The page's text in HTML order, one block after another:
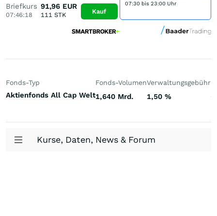
Briefkurs
07:46:18
91,96 EUR
111 STK Kauf
07:30 bis 23:00 Uhr
Fonds-Typ
Aktienfonds All Cap Welt
Fonds-Volumen
1,640 Mrd.
Verwaltungsgebühr
1,50 %
Kurse, Daten, News & Forum